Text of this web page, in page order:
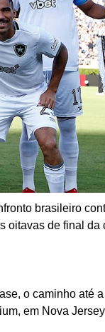
brasileiro
oitavas de final da
o caminho até
em Nova